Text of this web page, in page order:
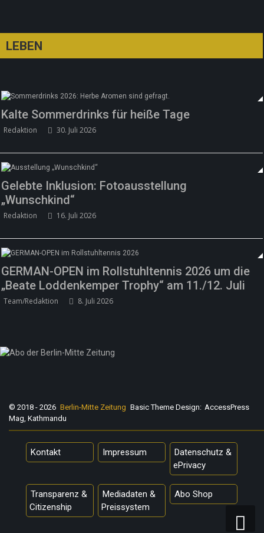
LEBEN
Kalte Sommerdrinks für heiße Tage
Redaktion 30. Juli 2026
Gelebte Inklusion: Fotoausstellung
„Wunschkind“
Redaktion 16. Juli 2026
GERMAN-OPEN im Rollstuhltennis 2026 um die
„Beate Loddenkemper Trophy“ am 11./12. Juli
Team/Redaktion 8. Juli 2026
© 2018 - 2026 Berlin-Mitte Zeitung Basic Theme Design: AccessPress
Mag, Kathmandu
Kontakt Impressum
Datenschutz &
ePrivacy
Transparenz &
Citizenship
Mediadaten &
Preissystem
Abo Shop